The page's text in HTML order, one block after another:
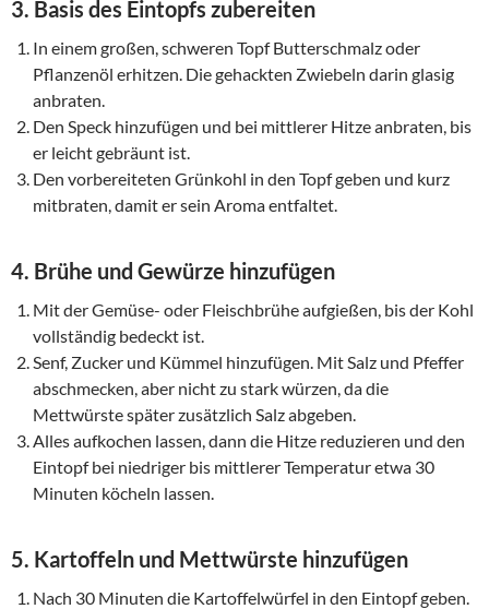
3. Basis des Eintopfs zubereiten
In einem großen, schweren Topf Butterschmalz oder
Pflanzenöl erhitzen. Die gehackten Zwiebeln darin glasig
anbraten.
Den Speck hinzufügen und bei mittlerer Hitze anbraten, bis
er leicht gebräunt ist.
Den vorbereiteten Grünkohl in den Topf geben und kurz
mitbraten, damit er sein Aroma entfaltet.
4. Brühe und Gewürze hinzufügen
Mit der Gemüse- oder Fleischbrühe aufgießen, bis der Kohl
vollständig bedeckt ist.
Senf, Zucker und Kümmel hinzufügen. Mit Salz und Pfeffer
abschmecken, aber nicht zu stark würzen, da die
Mettwürste später zusätzlich Salz abgeben.
Alles aufkochen lassen, dann die Hitze reduzieren und den
Eintopf bei niedriger bis mittlerer Temperatur etwa 30
Minuten köcheln lassen.
5. Kartoffeln und Mettwürste hinzufügen
Nach 30 Minuten die Kartoffelwürfel in den Eintopf geben.